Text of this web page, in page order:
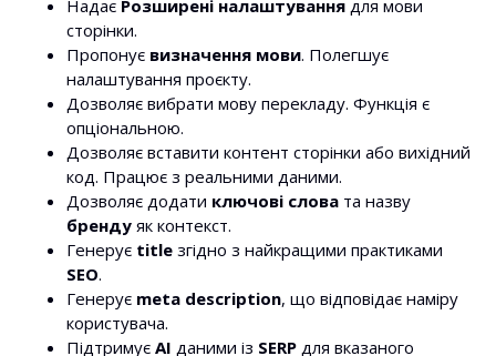
Надає Розширені налаштування для мови
сторінки.
Пропонує визначення мови. Полегшує
налаштування проєкту.
Дозволяє вибрати мову перекладу. Функція є
опціональною.
Дозволяє вставити контент сторінки або вихідний
код. Працює з реальними даними.
Дозволяє додати ключові слова та назву
бренду як контекст.
Генерує title згідно з найкращими практиками
SEO.
Генерує meta description, що відповідає наміру
користувача.
Підтримує AI даними із SERP для вказаного